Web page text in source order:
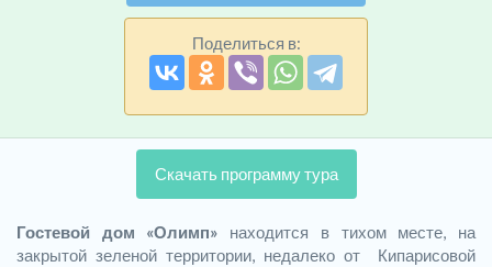
Поделиться в:
Скачать программу тура
Гостевой дом «Олимп» находится в тихом месте, на
закрытой зеленой территории, недалеко от Кипарисовой